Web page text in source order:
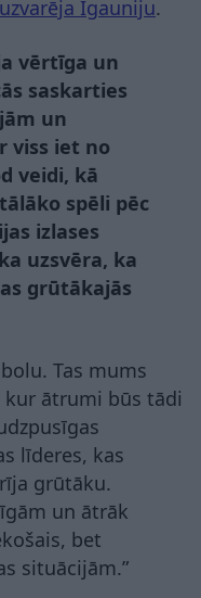
uzvarēja Igauniju.
vērtīga un
saskarties
un
viss iet no
veidi, kā
spēli pēc
izlases
uzsvēra, ka
grūtākajās
Tas mums
kur ātrumi būs tādi
līderes, kas
grūtāku.
un ātrāk
bet
situācijām.”